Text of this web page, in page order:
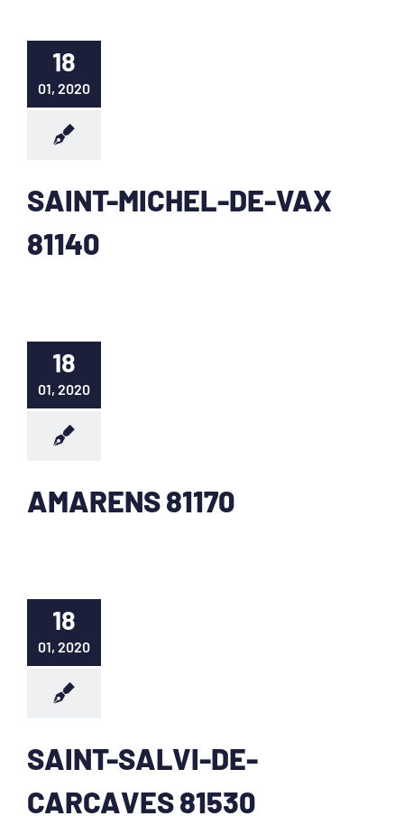
18
01, 2020
SAINT-MICHEL-DE-VAX
81140
18
01, 2020
AMARENS 81170
18
01, 2020
SAINT-SALVI-DE-
CARCAVES 81530